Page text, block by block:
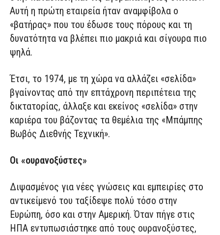
Αυτή η πρώτη εταιρεία ήταν αναμφίβολα ο
«βατήρας» που του έδωσε τους πόρους και τη
δυνατότητα να βλέπει πιο μακριά και σίγουρα πιο
ψηλά.
Έτσι, το 1974, με τη χώρα να αλλάζει «σελίδα»
βγαίνοντας από την επτάχρονη περιπέτεια της
δικτατορίας, άλλαξε και εκείνος «σελίδα» στην
καριέρα του βάζοντας τα θεμέλια της «Μπάμπης
Βωβός Διεθνής Τεχνική».
Οι «ουρανοξύστες»
Διψασμένος για νέες γνώσεις και εμπειρίες στο
αντικείμενό του ταξίδεψε πολύ τόσο στην
Ευρώπη, όσο και στην Αμερική. Όταν πήγε στις
ΗΠΑ εντυπωσιάστηκε από τους ουρανοξύστες,